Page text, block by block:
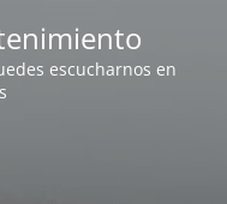
escucharnos en